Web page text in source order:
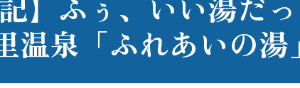
泉「ふれあいの湯」